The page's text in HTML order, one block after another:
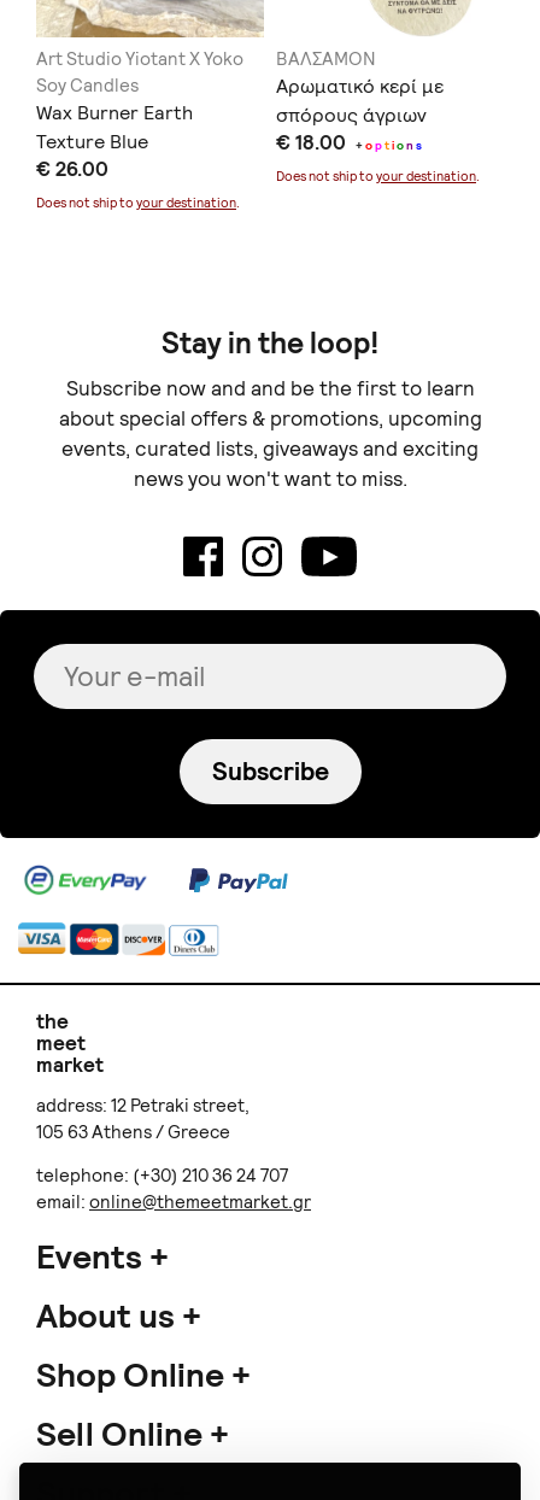
Art Studio Yiotant X Yoko
Soy Candles
Wax Burner Earth
Texture Blue
€ 26.00
Does not ship to your destination.
ΒΑΛΣΑΜΟΝ
Αρωματικό κερί με
σπόρους άγριων
λουλουδιών για φύτευση
€ 18.00 +option s
Does not ship to your destination.
Stay in the loop!
Subscribe now and and be the first to learn
about special offers & promotions, upcoming
events, curated lists, giveaways and exciting
news you won't want to miss.
Subscribe
the
meet
market
address: 12 Petraki street,
105 63 Athens / Greece
telephone: (+30) 210 36 24 707
email: online@themeetmarket.gr
Events
About us
Shop Online
Sell Online